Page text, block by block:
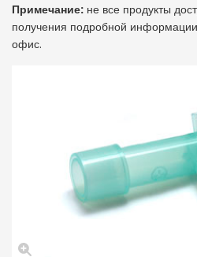
Примечание: не все продукты
получения подробной
офис.